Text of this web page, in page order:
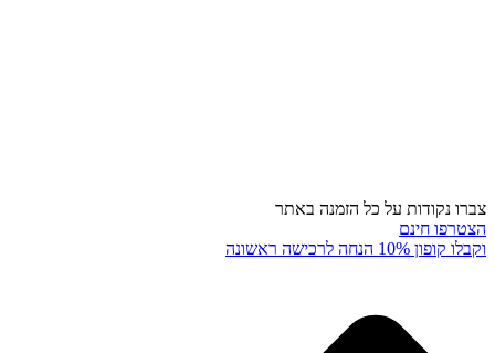
צברו נקודות על כל הזמנה באתר
הצטרפו חינם
וקבלו קופון 10% הנחה לרכישה ראשונה